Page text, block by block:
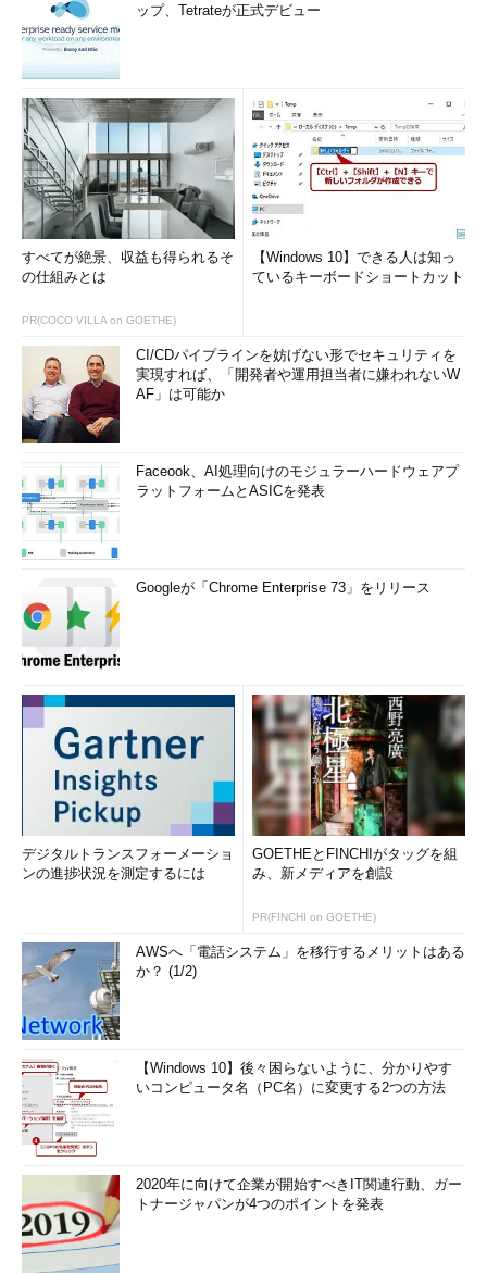
ップ、Tetrateが正式デビュー
すべてが絶景、収益も得られるそ
の仕組みとは
PR(COCO VILLA on GOETHE)
【Windows 10】できる人は知っ
ているキーボードショートカット
CI/CDパイプラインを妨げない形でセキュリティを
実現すれば、「開発者や運用担当者に嫌われないW
AF」は可能か
Faceook、AI処理向けのモジュラーハードウェアプ
ラットフォームとASICを発表
Googleが「Chrome Enterprise 73」をリリース
デジタルトランスフォーメーショ
ンの進捗状況を測定するには
GOETHEとFINCHIがタッグを組
み、新メディアを創設
PR(FINCHI on GOETHE)
AWSへ「電話システム」を移行するメリットはある
か？ (1/2)
【Windows 10】後々困らないように、分かりやす
いコンピュータ名（PC名）に変更する2つの方法
2020年に向けて企業が開始すべきIT関連行動、ガー
トナージャパンが4つのポイントを発表